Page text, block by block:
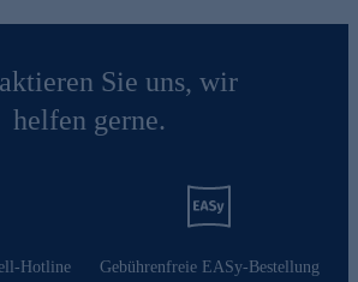
Sie uns, wir
helfen gerne.
Hotline Gebührenfreie EASy-Bestellung